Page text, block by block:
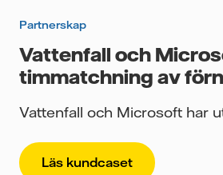
Partnerskap
Vattenfall och
timmatchning av
Vattenfall och Microsoft har
Läs kundcaset